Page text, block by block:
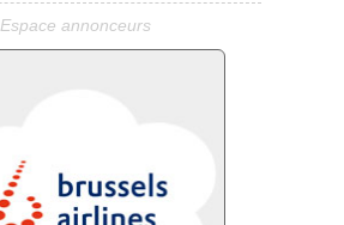
Espace annonceurs